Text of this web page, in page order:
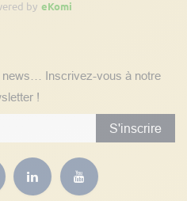
by eKomi
news… Inscrivez-vous à notre
!
S'inscrire